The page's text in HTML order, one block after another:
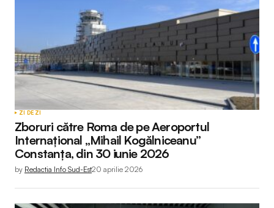
ZI DE ZI
Zboruri către Roma de pe Aeroportul
Internațional „Mihail Kogălniceanu”
Constanța, din 30 iunie 2026
by Redactia Info Sud-Est20 aprilie 2026